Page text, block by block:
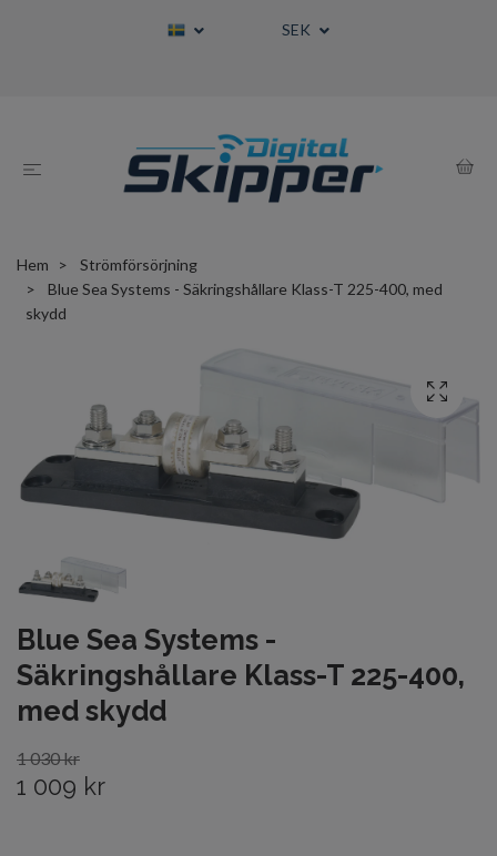
SEK
Hem
Strömförsörjning
Blue Sea Systems - Säkringshållare Klass-T 225-400, med
skydd
Blue Sea Systems -
Säkringshållare Klass-T 225-400,
med skydd
1 030 kr
1 009 kr